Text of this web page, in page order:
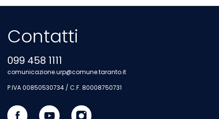
Contatti
099 458 1111
comunicazione.urp@comune.taranto.it
P.IVA 00850530734 / C.F. 80008750731